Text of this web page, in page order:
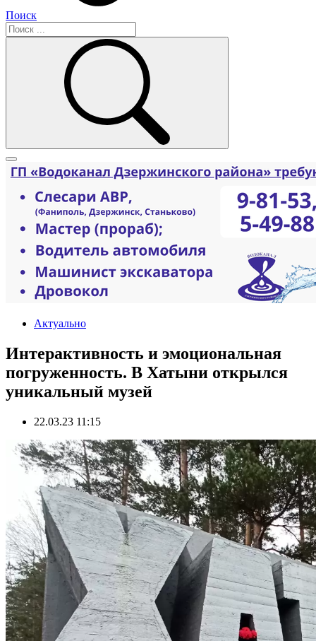
Поиск
Актуально
Интерактивность и эмоциональная
погруженность. В Хатыни открылся
уникальный музей
22.03.23 11:15